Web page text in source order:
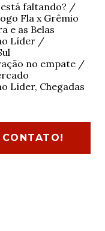
está faltando? /
Fla x Grêmio
e as Belas
Líder /
no empate /
Líder, Chegadas